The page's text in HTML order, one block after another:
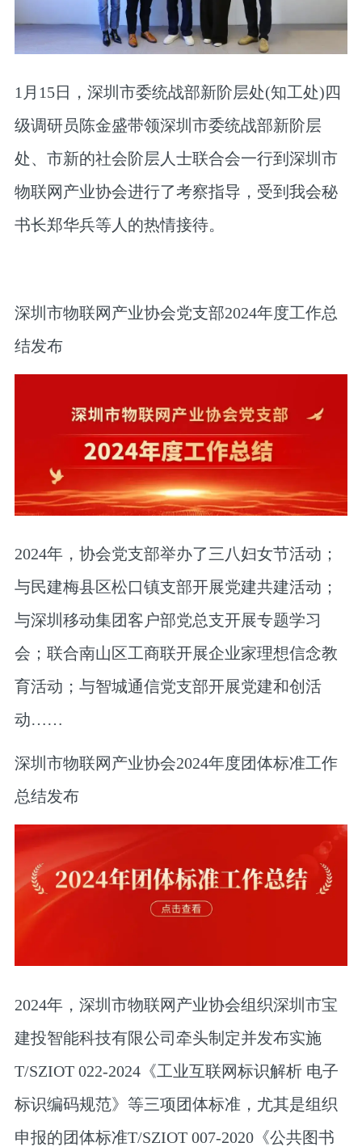
1月15日，深圳市委统战部新阶层处(知工处)四
级调研员陈金盛带领深圳市委统战部新阶层
处、市新的社会阶层人士联合会一行到深圳市
物联网产业协会进行了考察指导，受到我会秘
书长郑华兵等人的热情接待。
深圳市物联网产业协会党支部2024年度工作总
结发布
2024年，协会党支部举办了三八妇女节活动；
与民建梅县区松口镇支部开展党建共建活动；
与深圳移动集团客户部党总支开展专题学习
会；联合南山区工商联开展企业家理想信念教
育活动；与智城通信党支部开展党建和创活
动……
深圳市物联网产业协会2024年度团体标准工作
总结发布
2024年，深圳市物联网产业协会组织深圳市宝
建投智能科技有限公司牵头制定并发布实施
T/SZIOT 022-2024《工业互联网标识解析 电子
标识编码规范》等三项团体标准，尤其是组织
申报的团体标准T/SZIOT 007-2020《公共图书